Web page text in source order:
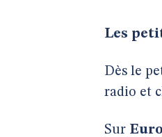
Les
Dès le
radio et
Sur